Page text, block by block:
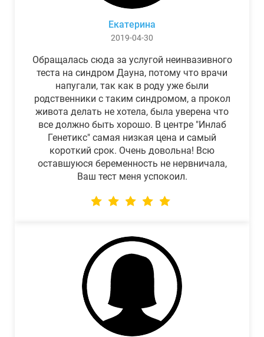
Екатерина
2019-04-30
Обращалась сюда за услугой неинвазивного
теста на синдром Дауна, потому что врачи
напугали, так как в роду уже были
родственники с таким синдромом, а прокол
живота делать не хотела, была уверена что
все должно быть хорошо. В центре "Инлаб
Генетикс" самая низкая цена и самый
короткий срок. Очень довольна! Всю
оставшуюся беременность не нервничала,
Ваш тест меня успокоил.